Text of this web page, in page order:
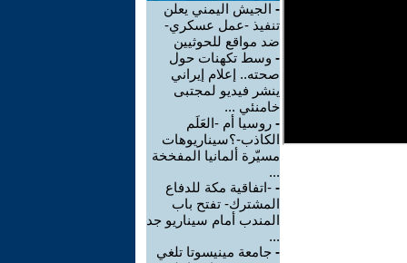
- الجيش اليمني يعلن
تنفيذ -عمل عسكري-
ضد مواقع للحوثيين
- وسط تكهنات حول
صحته.. إعلام إيراني
ينشر فيديو لمجتبى
خامنئي ...
- روسيا أم -العَلَم
الكاذب-؟سيناريوهات
مسيّرة ألمانيا المفخخة
...
- -اتفاقية مكة للدفاع
المشترك- تفتح باب
المندب أمام سيناريو جد
...
- جامعة مينيسوتا تلغي